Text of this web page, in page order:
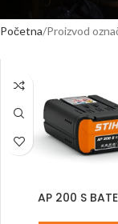
Početna Proizvod
AP 200 S